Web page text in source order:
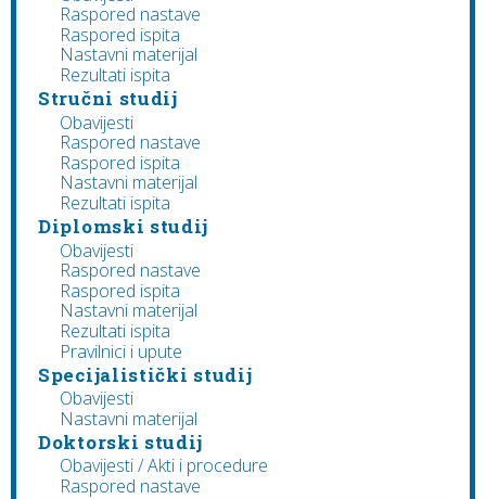
Raspored nastave
Raspored ispita
Nastavni materijal
Rezultati ispita
Stručni studij
Obavijesti
Raspored nastave
Raspored ispita
Nastavni materijal
Rezultati ispita
Diplomski studij
Obavijesti
Raspored nastave
Raspored ispita
Nastavni materijal
Rezultati ispita
Pravilnici i upute
Specijalistički studij
Obavijesti
Nastavni materijal
Doktorski studij
Obavijesti / Akti i procedure
Raspored nastave